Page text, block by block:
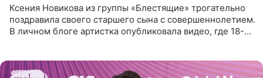
Ксения Новикова из группы «Блестящие» трогательно
поздравила своего старшего сына с совершеннолетием.
В личном блоге артистка опубликовала видео, где 18-